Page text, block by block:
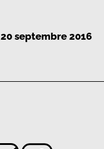
20 septembre 2016